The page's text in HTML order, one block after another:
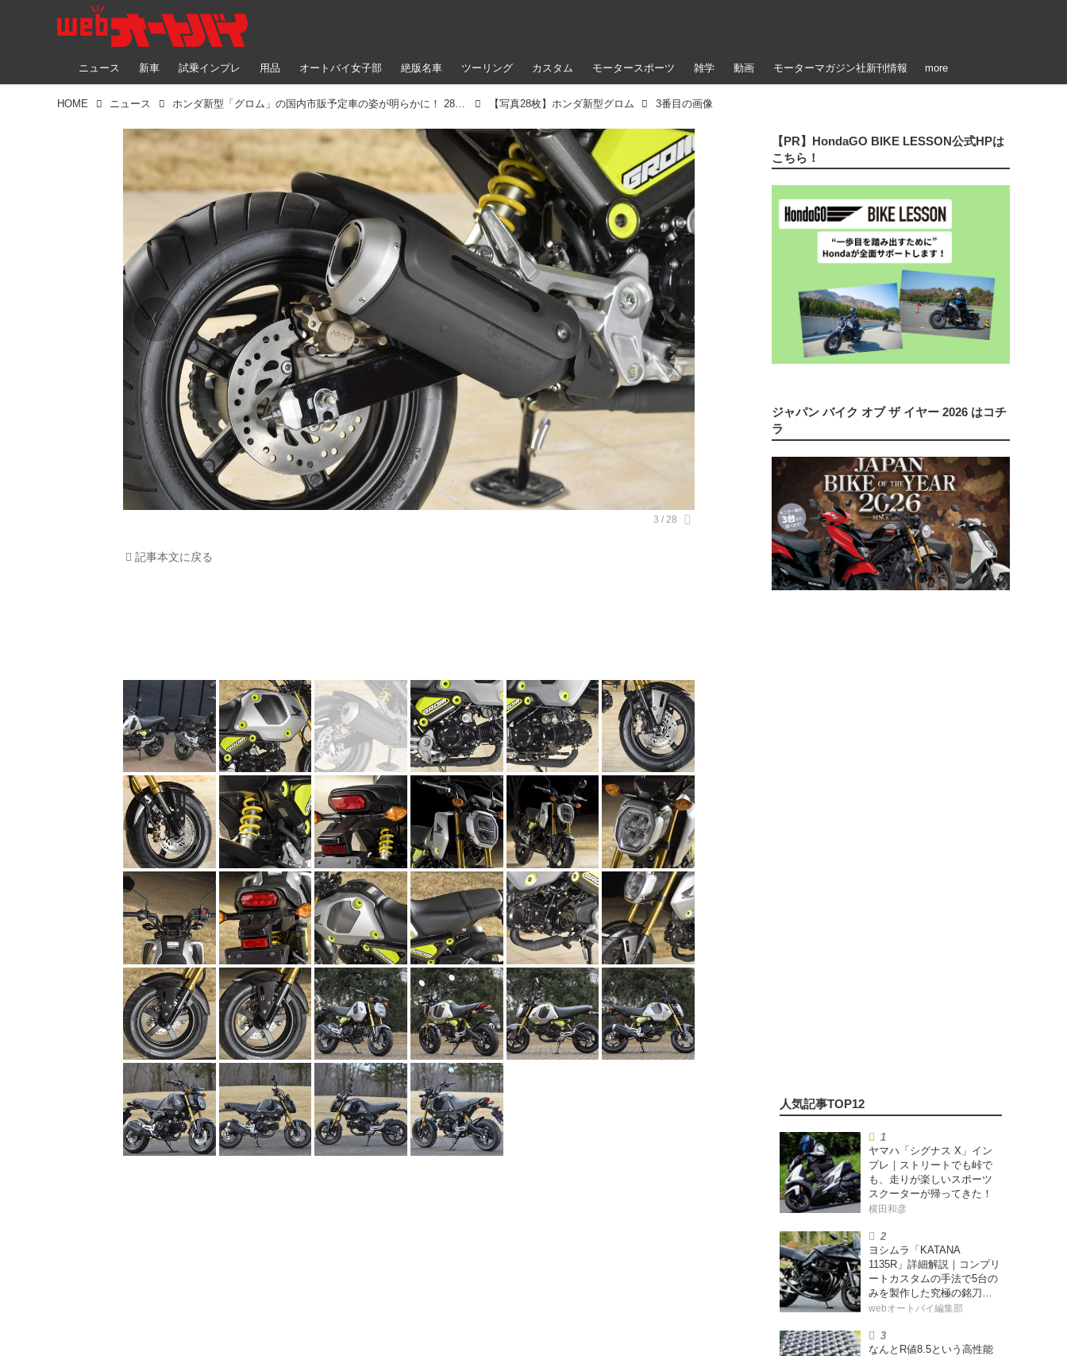
ニュース 新車 試乗インプレ 用品 オートバイ女子部 絶版名車 ツーリング カスタム モータースポーツ 雑学 動画 モーターマガジン社新刊情報 more
HOME ニュース ホンダ新型「グロム」の国内市販予定車の姿が明らかに！ 28枚の写真でチェック【2021速報】 【写真28枚】ホンダ新型グロム 3番目の画像
記事本文に戻る
【PR】HondaGO BIKE LESSON公式HPは
こちら！
ジャパン バイク オブ ザ イヤー 2026 はコチ
ラ
ヤマハ「シグナス X」イン
プレ｜ストリートでも峠で
も、走りが楽しいスポーツ
スクーターが帰ってきた！
横田和彦
ヨシムラ「KATANA
1135R」詳細解説｜コンプリ
ートカスタムの手法で5台の
みを製作した究極の銘刀
【ヨシムラ伝】
webオートバイ編集部
なんとR値8.5という高性能